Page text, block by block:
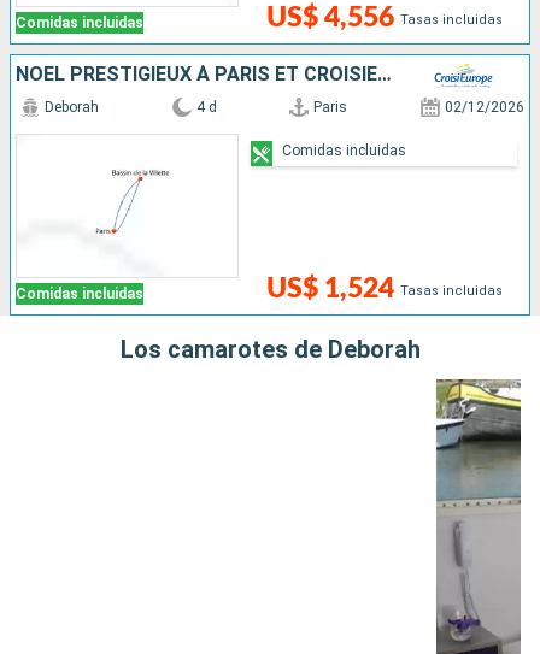
Comidas incluidas US$ 4,556 Tasas incluidas
NOËL PRESTIGIEUX À PARIS ET CROISIÈRE SUR LE CANAL SAINT-MARTIN
Comidas incluidas
Deborah 4 d Paris 02/12/2026
US$ 1,524 Tasas incluidas
Comidas incluidas
Los camarotes de Deborah